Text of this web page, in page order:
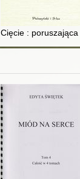
Cięcie : poruszająca